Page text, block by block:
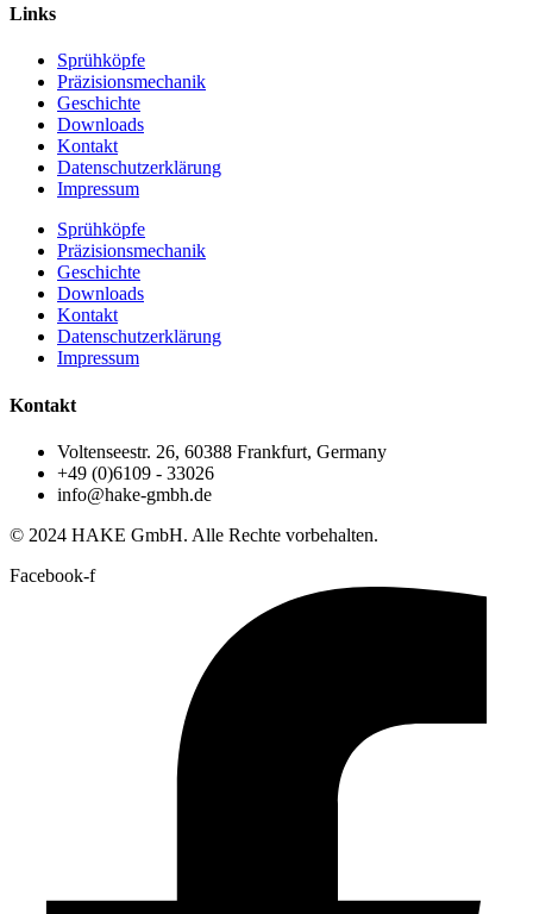
Links
Sprühköpfe
Präzisionsmechanik
Geschichte
Downloads
Kontakt
Datenschutzerklärung
Impressum
Sprühköpfe
Präzisionsmechanik
Geschichte
Downloads
Kontakt
Datenschutzerklärung
Impressum
Kontakt
Voltenseestr. 26, 60388 Frankfurt, Germany
+49 (0)6109 - 33026
info@hake-gmbh.de
© 2024 HAKE GmbH. Alle Rechte vorbehalten.
Facebook-f